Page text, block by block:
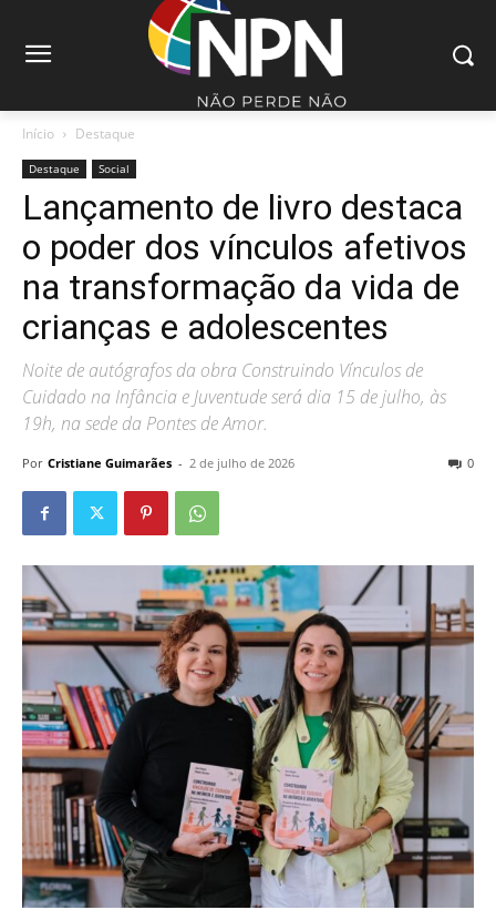
Início Destaque
Destaque Social
Lançamento de livro destaca
o poder dos vínculos afetivos
na transformação da vida de
crianças e adolescentes
Noite de autógrafos da obra Construindo Vínculos de
Cuidado na Infância e Juventude será dia 15 de julho, às
19h, na sede da Pontes de Amor.
Por Cristiane Guimarães - 2 de julho de 2026 0